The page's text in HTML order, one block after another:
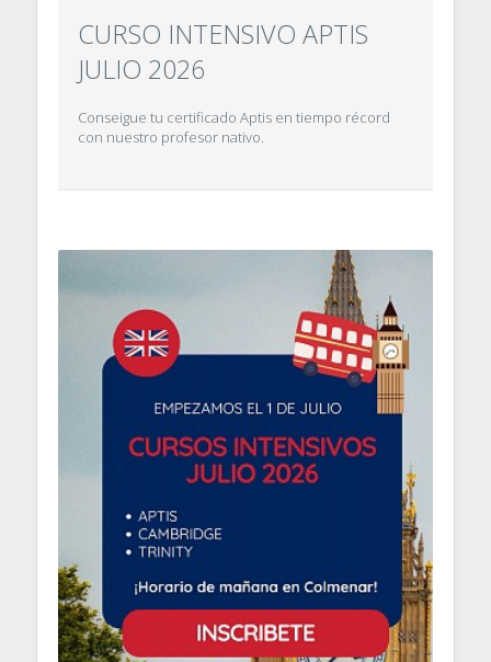
CURSO INTENSIVO APTIS
JULIO 2026
Conseigue tu certificado Aptis en tiempo récord
con nuestro profesor nativo.